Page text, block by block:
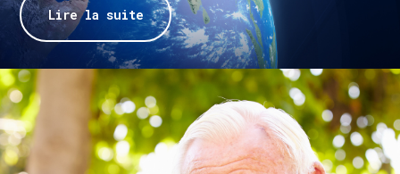
Lire la suite